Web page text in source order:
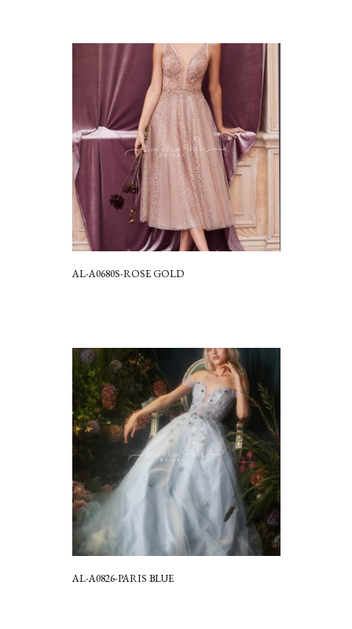
AL-A0680S-ROSE GOLD
AL-A0826-PARIS BLUE